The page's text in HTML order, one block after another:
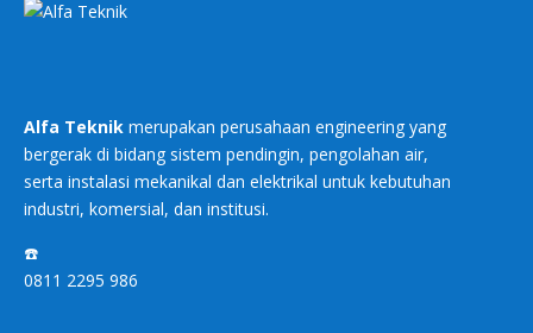
Alfa Teknik merupakan perusahaan engineering yang
bergerak di bidang sistem pendingin, pengolahan air,
serta instalasi mekanikal dan elektrikal untuk kebutuhan
industri, komersial, dan institusi.
☎️
0811 2295 986